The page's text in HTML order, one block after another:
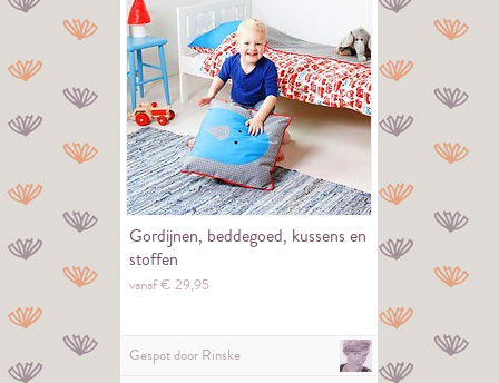
Gordijnen, beddegoed, kussens en
stoffen
vanaf €29,95
Gespot door Rinske